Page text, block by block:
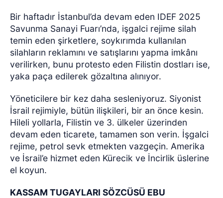
Bir haftadır İstanbul’da devam eden IDEF 2025
Savunma Sanayi Fuarı’nda, işgalci rejime silah
temin eden şirketlere, soykırımda kullanılan
silahların reklamını ve satışlarını yapma imkânı
verilirken, bunu protesto eden Filistin dostları ise,
yaka paça edilerek gözaltına alınıyor.
Yöneticilere bir kez daha sesleniyoruz. Siyonist
İsrail rejimiyle, bütün ilişkileri, bir an önce kesin.
Hileli yollarla, Filistin ve 3. ülkeler üzerinden
devam eden ticarete, tamamen son verin. İşgalci
rejime, petrol sevk etmekten vazgeçin. Amerika
ve İsrail’e hizmet eden Kürecik ve İncirlik üslerine
el koyun.
KASSAM TUGAYLARI SÖZCÜSÜ EBU